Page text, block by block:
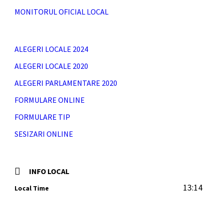
MONITORUL OFICIAL LOCAL
ALEGERI LOCALE 2024
ALEGERI LOCALE 2020
ALEGERI PARLAMENTARE 2020
FORMULARE ONLINE
FORMULARE TIP
SESIZARI ONLINE
INFO LOCAL
Local Time 13:14